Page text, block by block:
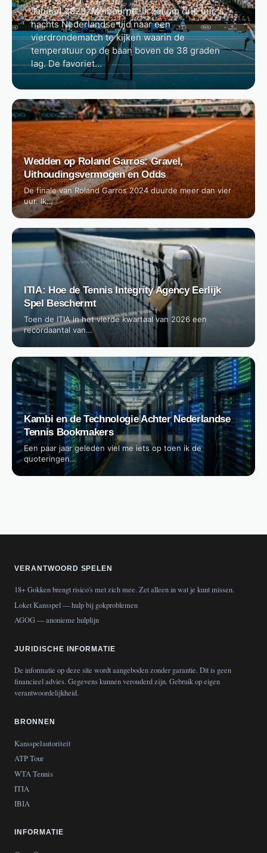
Januari 2023, Melbourne. Ik zat om drie uur 's
nachts Nederlandse tijd naar een
vierdrondematch te kijken waarin de
temperatuur op de baan boven de 38 graden
lag. De favoriet…
Wedden op Roland Garros: Gravel,
Uithoudingsvermogen en Odds
De finale van Roland Garros 2024 duurde meer dan vier
uur. Ik…
ITIA: Hoe de Tennis Integrity Agency Eerlijk
Spel Beschermt
Toen de ITIA in het vierde kwartaal van 2026 een
recordaantal van…
Kambi en de Technologie Achter Nederlandse
Tennis Bookmakers
Een paar jaar geleden viel me iets op toen ik de
quoteringen…
VERANTWOORD SPELEN
18+ Gokken brengt risico's met zich mee. Zet alleen in wat je kunt missen.
Loket Kansspel— hulp bij gokproblemen
AGOG— anonieme hulplijn
JURIDISCHE INFORMATIE
De informatie op deze site wordt aangeboden zonder garantie. Dit is geen
financieel advies. Gegevens kunnen verouderd zijn. Gebruik op eigen
verantwoordelijkheid.
BRONNEN
Kansspelautoriteit
ATP Tour
WTA Tennis
ITIA
IBIA
INFORMATIE